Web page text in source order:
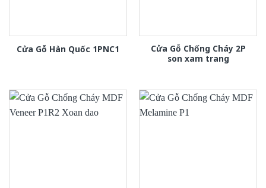
Cửa Gỗ Hàn Quốc 1PNC1
Cửa Gỗ Chống Cháy 2P
son xam trang